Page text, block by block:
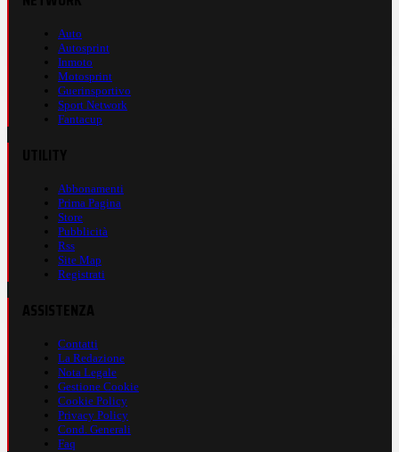
Auto
Autosprint
Inmoto
Motosprint
Guerinsportivo
Sport Network
Fantacup
Abbonamenti
Prima Pagina
Store
Pubblicità
Rss
Site Map
Registrati
Contatti
La Redazione
Nota Legale
Gestione Cookie
Cookie Policy
Privacy Policy
Cond. Generali
Faq